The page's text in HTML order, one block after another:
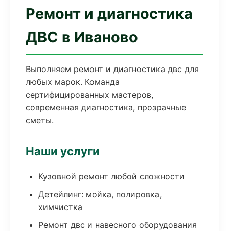
Ремонт и диагностика
ДВС в Иваново
Выполняем ремонт и диагностика двс для
любых марок. Команда
сертифицированных мастеров,
современная диагностика, прозрачные
сметы.
Наши услуги
Кузовной ремонт любой сложности
Детейлинг: мойка, полировка,
химчистка
Ремонт двс и навесного оборудования